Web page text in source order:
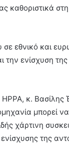
καθοριστικά
εθνικό και
την ενίσχυση
κ. Βασίλης
μπορεί
χάρτινη
της